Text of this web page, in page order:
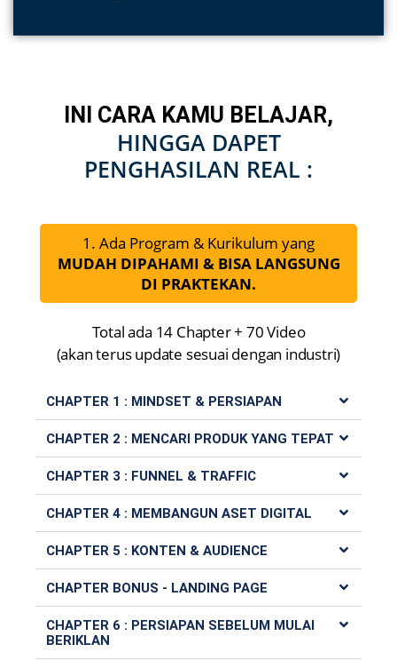
INI CARA KAMU BELAJAR,
HINGGA DAPET
PENGHASILAN REAL :
1. Ada Program & Kurikulum yang
MUDAH DIPAHAMI & BISA LANGSUNG
DI PRAKTEKAN.
Total ada 14 Chapter + 70 Video
(akan terus update sesuai dengan industri)
CHAPTER 1 : MINDSET & PERSIAPAN
CHAPTER 2 : MENCARI PRODUK YANG TEPAT
CHAPTER 3 : FUNNEL & TRAFFIC​
CHAPTER 4 : MEMBANGUN ASET DIGITAL​
CHAPTER 5 : KONTEN & AUDIENCE​
CHAPTER BONUS - LANDING PAGE
CHAPTER 6 : PERSIAPAN SEBELUM MULAI
BERIKLAN